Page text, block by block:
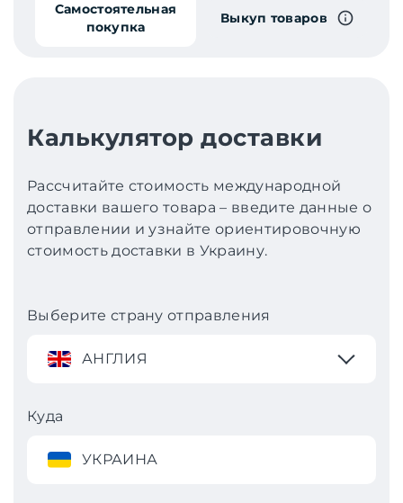
Самостоятельная
покупка
Выкуп товаров
Калькулятор доставки
Рассчитайте стоимость международной
доставки вашего товара – введите данные о
отправлении и узнайте ориентировочную
стоимость доставки в Украину.
Выберите страну отправления
АНГЛИЯ
Куда
УКРАИНА